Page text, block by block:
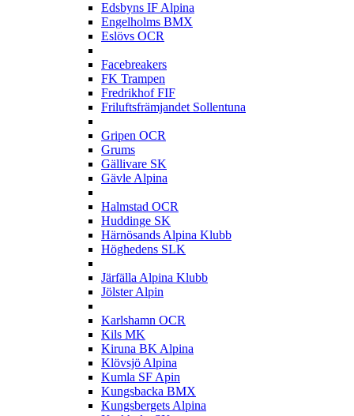
Edsbyns IF Alpina
Engelholms BMX
Eslövs OCR
Facebreakers
FK Trampen
Fredrikhof FIF
Friluftsfrämjandet Sollentuna
Gripen OCR
Grums
Gällivare SK
Gävle Alpina
Halmstad OCR
Huddinge SK
Härnösands Alpina Klubb
Höghedens SLK
Järfälla Alpina Klubb
Jölster Alpin
Karlshamn OCR
Kils MK
Kiruna BK Alpina
Klövsjö Alpina
Kumla SF Apin
Kungsbacka BMX
Kungsbergets Alpina